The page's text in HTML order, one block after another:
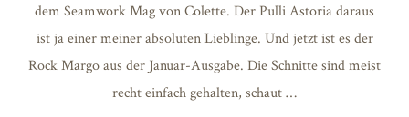
dem Seamwork Mag von Colette. Der Pulli Astoria daraus
ist ja einer meiner absoluten Lieblinge. Und jetzt ist es der
Rock Margo aus der Januar-Ausgabe. Die Schnitte sind meist
recht einfach gehalten, schaut …